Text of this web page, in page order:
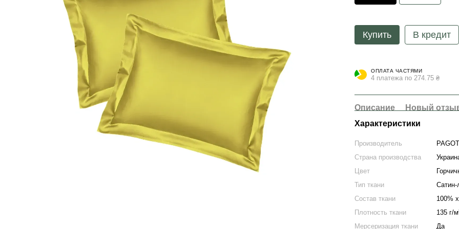
Купить В кредит
ОПЛАТА ЧАСТЯМИ
4 платежа по 274.75 ₴
Описание
Новый
Характеристики
Производитель
PAGOTI
Страна производства
Цвет
Тип ткани
Сатин-
Состав ткани
100%
Плотность ткани
135 г/
Мерсеризация ткани
Да